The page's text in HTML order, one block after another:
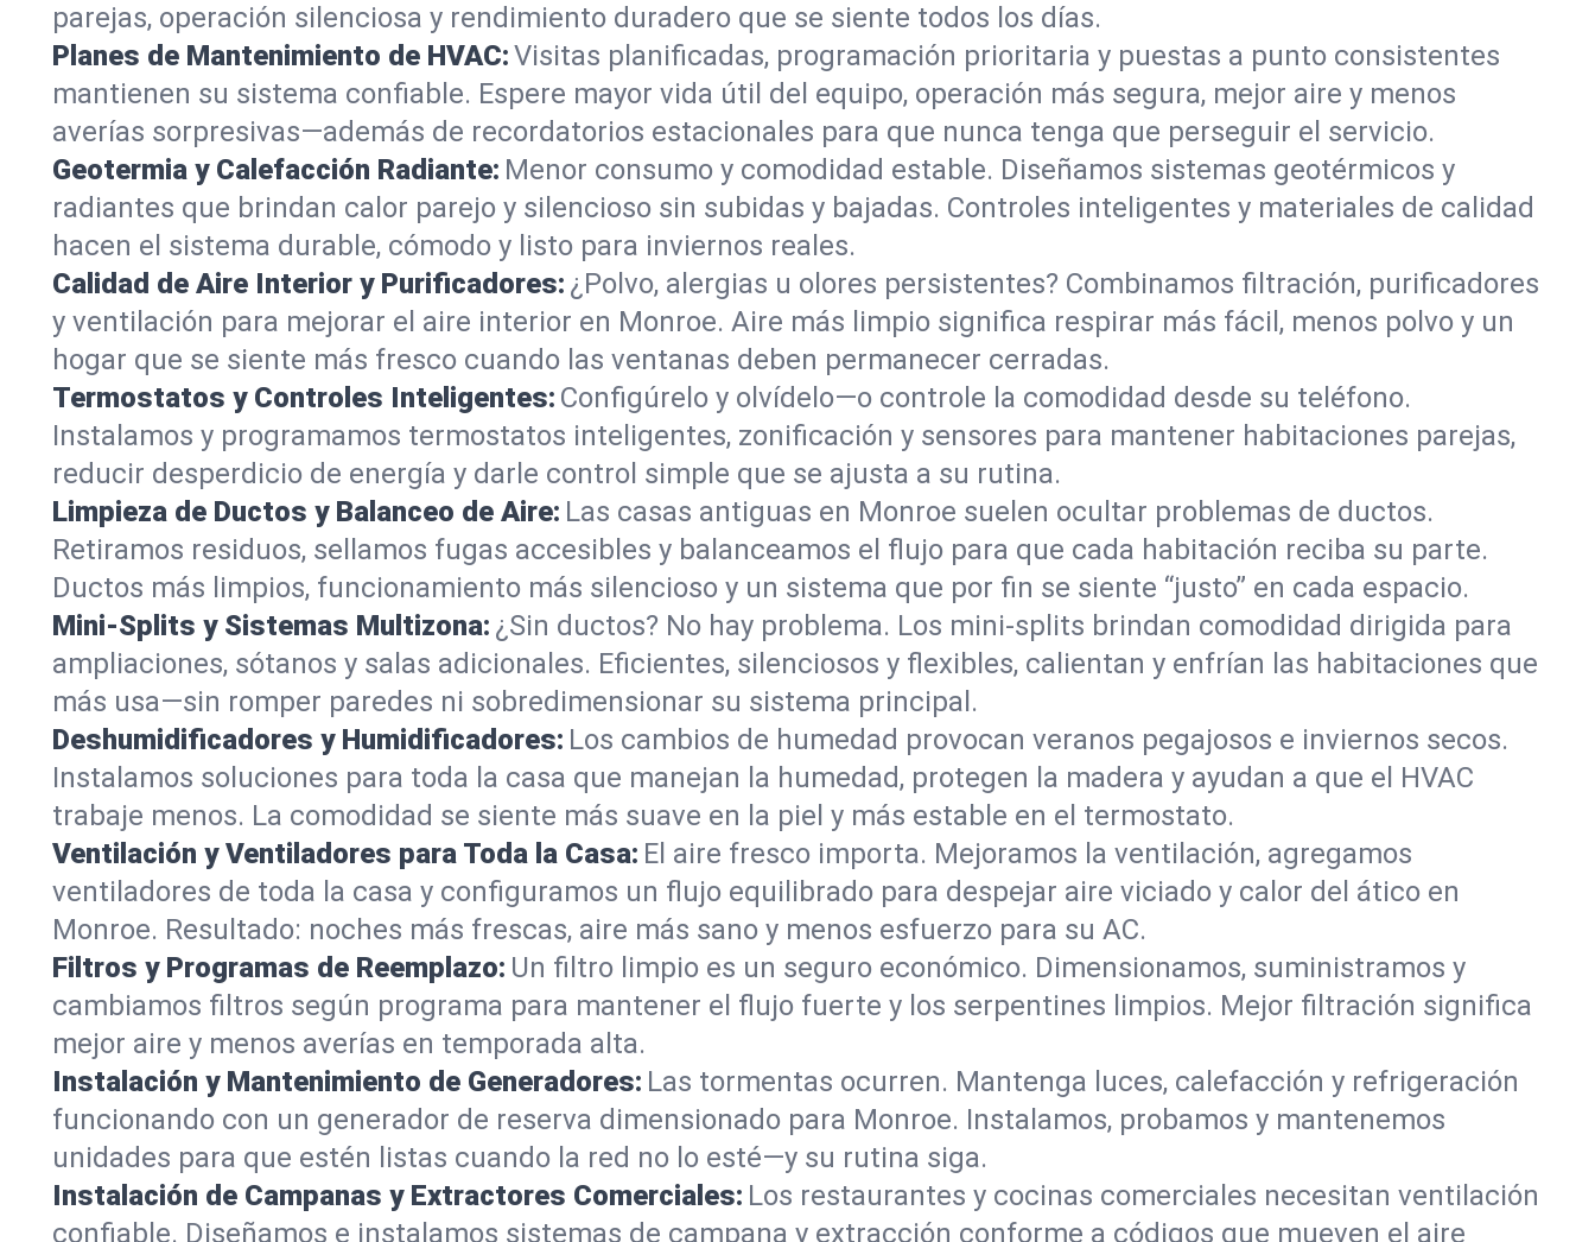
parejas, operación silenciosa y rendimiento duradero que se siente todos los días.
Planes de Mantenimiento de HVAC:Visitas planificadas, programación prioritaria y puestas a punto consistentes
mantienen su sistema confiable. Espere mayor vida útil del equipo, operación más segura, mejor aire y menos
averías sorpresivas—además de recordatorios estacionales para que nunca tenga que perseguir el servicio.
Geotermia y Calefacción Radiante: Menor consumo y comodidad estable. Diseñamos sistemas geotérmicos y
radiantes que brindan calor parejo y silencioso sin subidas y bajadas. Controles inteligentes y materiales de calidad
hacen el sistema durable, cómodo y listo para inviernos reales.
Calidad de Aire Interior y Purificadores: ¿Polvo, alergias u olores persistentes? Combinamos filtración, purificadores
y ventilación para mejorar el aire interior en Monroe. Aire más limpio significa respirar más fácil, menos polvo y un
hogar que se siente más fresco cuando las ventanas deben permanecer cerradas.
Termostatos y Controles Inteligentes: Configúrelo y olvídelo—o controle la comodidad desde su teléfono.
Instalamos y programamos termostatos inteligentes, zonificación y sensores para mantener habitaciones parejas,
reducir desperdicio de energía y darle control simple que se ajusta a su rutina.
Limpieza de Ductos y Balanceo de Aire: Las casas antiguas en Monroe suelen ocultar problemas de ductos.
Retiramos residuos, sellamos fugas accesibles y balanceamos el flujo para que cada habitación reciba su parte.
Ductos más limpios, funcionamiento más silencioso y un sistema que por fin se siente “justo” en cada espacio.
Mini‑Splits y Sistemas Multizona: ¿Sin ductos? No hay problema. Los mini‑splits brindan comodidad dirigida para
ampliaciones, sótanos y salas adicionales. Eficientes, silenciosos y flexibles, calientan y enfrían las habitaciones que
más usa—sin romper paredes ni sobredimensionar su sistema principal.
Deshumidificadores y Humidificadores: Los cambios de humedad provocan veranos pegajosos e inviernos secos.
Instalamos soluciones para toda la casa que manejan la humedad, protegen la madera y ayudan a que el HVAC
trabaje menos. La comodidad se siente más suave en la piel y más estable en el termostato.
Ventilación y Ventiladores para Toda la Casa: El aire fresco importa. Mejoramos la ventilación, agregamos
ventiladores de toda la casa y configuramos un flujo equilibrado para despejar aire viciado y calor del ático en
Monroe. Resultado: noches más frescas, aire más sano y menos esfuerzo para su AC.
Filtros y Programas de Reemplazo: Un filtro limpio es un seguro económico. Dimensionamos, suministramos y
cambiamos filtros según programa para mantener el flujo fuerte y los serpentines limpios. Mejor filtración significa
mejor aire y menos averías en temporada alta.
Instalación y Mantenimiento de Generadores: Las tormentas ocurren. Mantenga luces, calefacción y refrigeración
funcionando con un generador de reserva dimensionado para Monroe. Instalamos, probamos y mantenemos
unidades para que estén listas cuando la red no lo esté—y su rutina siga.
Instalación de Campanas y Extractores Comerciales: Los restaurantes y cocinas comerciales necesitan ventilación
confiable. Diseñamos e instalamos sistemas de campana y extracción conforme a códigos que mueven el aire